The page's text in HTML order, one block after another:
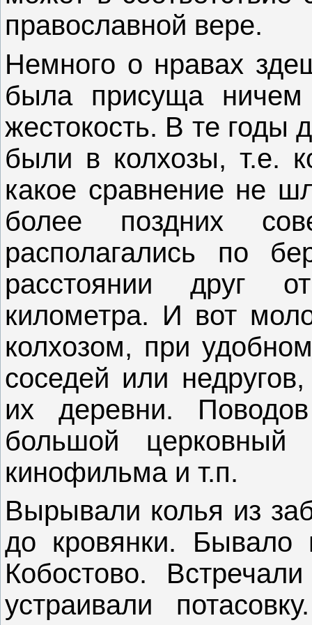
православной вере.
Немного о нравах
была присуща
жестокость. В те годы
были в колхозы, т.е.
какое сравнение не
более поздних
располагались по
расстоянии друг
километра. И вот
колхозом, при
соседей или
их деревни.
большой церковный
кинофильма и т.п.
Вырывали колья из
до кровянки. Бывало
Кобостово.
устраивали